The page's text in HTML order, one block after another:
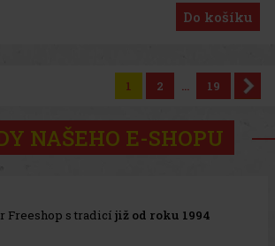
Do košíku
1 2 ... 19
NAŠEHO E-SHOPU
Freeshop s tradicí již od roku 1994